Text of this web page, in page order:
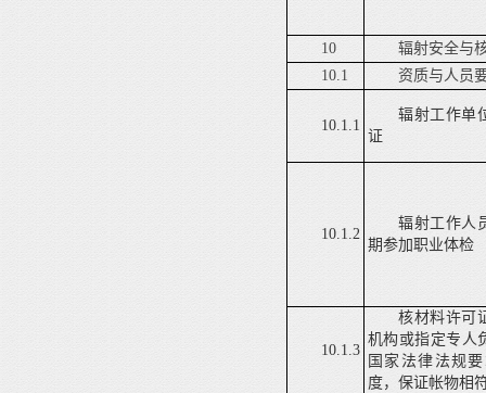
10
辐射安全与
10.1
资质与人员
10.1.1
辐射工作单
证
10.1.2
辐射工作人
期参加职业体检
10.1.3
核材料许可
机构或指定专人
国家法律法规
度，保证帐物相